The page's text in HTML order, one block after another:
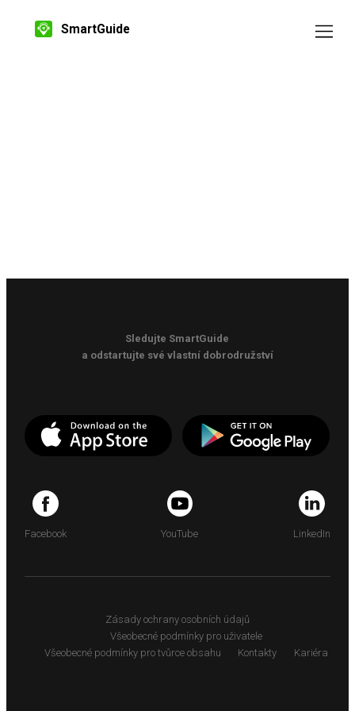
SmartGuide
Sledujte SmartGuide
a odstartujte své vlastní dobrodružství
Facebook YouTube LinkedIn
Zásady ochrany osobních údajů
Všeobecné podmínky pro uživatele
Všeobecné podmínky pro tvůrce obsahu
Kontakty Kariéra